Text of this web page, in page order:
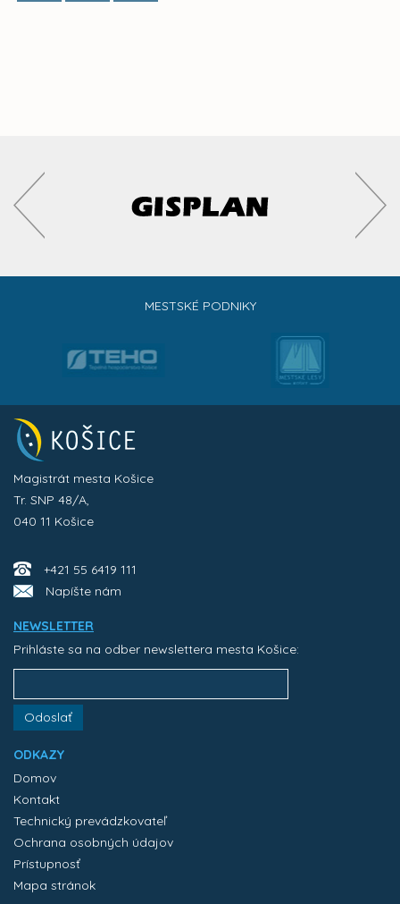
MESTSKÉ PODNIKY
Magistrát mesta Košice
Tr. SNP 48/A,
040 11 Košice
+421 55 6419 111
Napíšte nám
NEWSLETTER
Prihláste sa na odber newslettera mesta Košice:
Odoslať
ODKAZY
Domov
Kontakt
Technický prevádzkovateľ
Ochrana osobných údajov
Prístupnosť
Mapa stránok